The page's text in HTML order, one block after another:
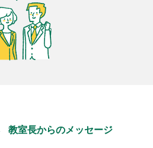
教室長からのメッセージ